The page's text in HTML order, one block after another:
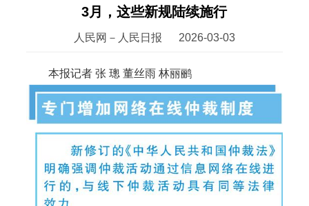
3月，这些新规陆续施行
人民网－人民日报 2026-03-03
本报记者 张 璁 董丝雨 林丽鹂